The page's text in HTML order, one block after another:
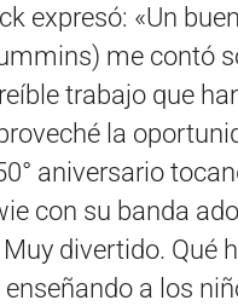
expresó: «Un
me contó
trabajo que
la
aniversario
con su banda
divertido. Qué
enseñando a los